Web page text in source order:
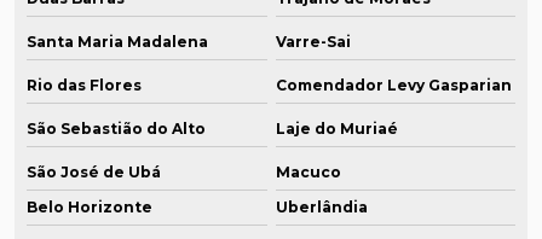
Santa Maria Madalena Varre-Sai
Rio das Flores Comendador Levy Gasparian
São Sebastião do Alto Laje do Muriaé
São José de Ubá
Macuco
Belo Horizonte
Uberlândia